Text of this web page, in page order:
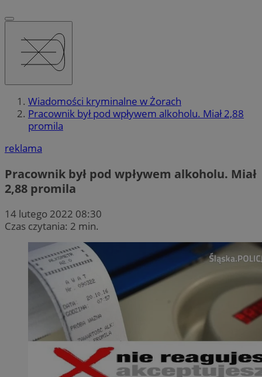
Wiadomości kryminalne w Żorach
Pracownik był pod wpływem alkoholu. Miał 2,88
promila
reklama
Pracownik był pod wpływem alkoholu. Miał
2,88 promila
14 lutego 2022 08:30
Czas czytania: 2 min.